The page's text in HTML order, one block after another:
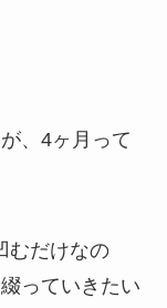
、4ヶ月って
むだけなの
っていきたい